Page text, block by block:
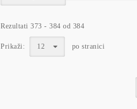
Rezultati 373 - 384 od 384
Prikaži: 12 po stranici